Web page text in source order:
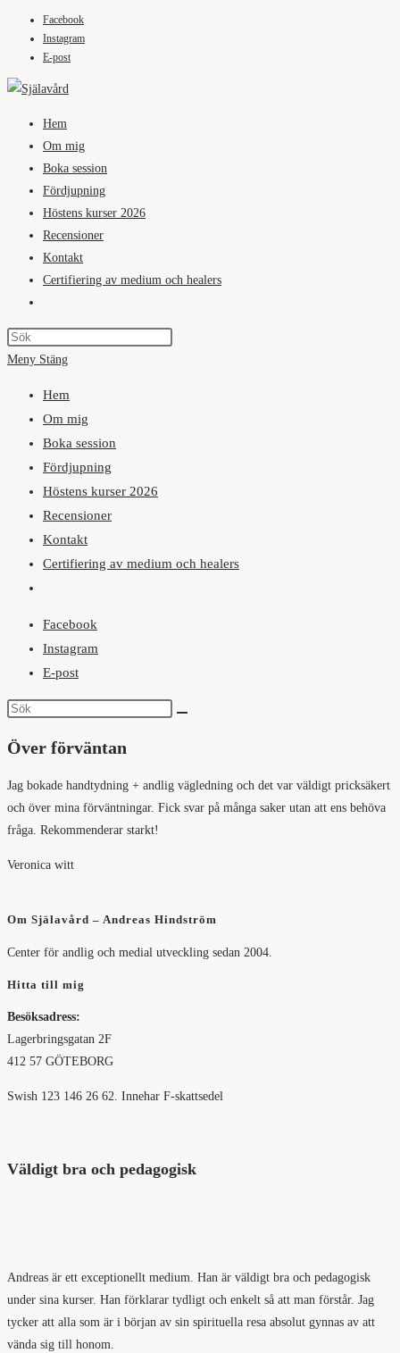
Hoppa
innehållet
Facebook
Instagram
E-post
Hem
Om mig
Boka session
Fördjupning
Höstens kurser 2026
Recensioner
Kontakt
Certifiering av medium och healers
webbplatssökning
Meny Stäng
Hem
Om mig
Boka session
Fördjupning
Höstens kurser 2026
Recensioner
Kontakt
Certifiering av medium och healers
webbplatssökning
Facebook
Instagram
E-post
Över förväntan
Jag bokade handtydning + andlig vägledning och det var väldigt pricksäkert
och över mina förväntningar. Fick svar på många saker utan att ens behöva
fråga. Rekommenderar starkt!
Veronica witt
Om Själavård – Andreas Hindström
Center för andlig och medial utveckling sedan 2004.
Hitta till mig
Besöksadress:
Lagerbringsgatan 2F
412 57 GÖTEBORG
Swish 123 146 26 62. Innehar F-skattsedel
Väldigt bra och pedagogisk
Andreas är ett exceptionellt medium. Han är väldigt bra och pedagogisk
under sina kurser. Han förklarar tydligt och enkelt så att man förstår. Jag
tycker att alla som är i början av sin spirituella resa absolut gynnas av att
vända sig till honom.